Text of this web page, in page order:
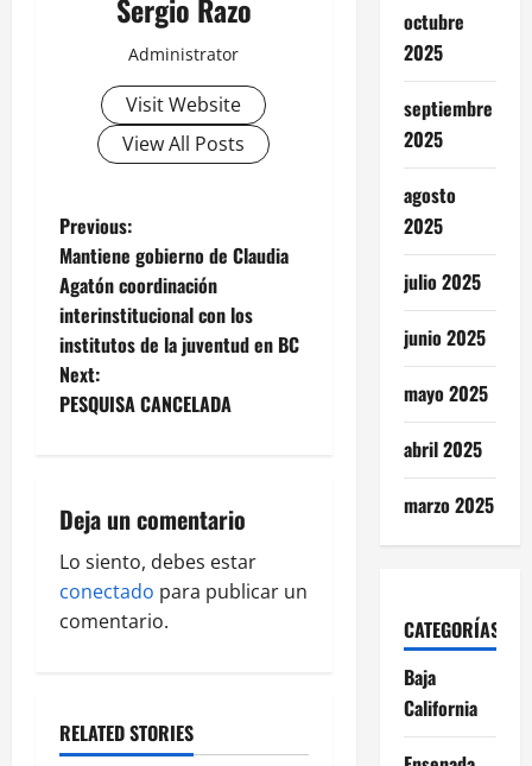
Sergio Razo
Administrator
Visit Website
View All Posts
P
o
s
t
v
i
g
t
Previous:
Mantiene gobierno de Claudia
Agatón coordinación
interinstitucional con los
institutos de la juventud en BC
Next:
PESQUISA CANCELADA
Deja un comentario
Lo siento, debes estar
conectado para publicar un
comentario.
RELATED STORIES
octubre
2025
septiembre
2025
agosto
2025
julio 2025
junio 2025
mayo 2025
abril 2025
marzo 2025
CATEGORÍAS
Baja
California